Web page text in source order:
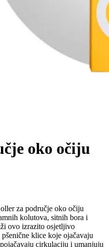
oko očiju
za područje oko očiju
kolutova, sitnih bora i
ovo izrazito osjetljivo
klice koje ojačavaju
cirkulaciju i umanjuju